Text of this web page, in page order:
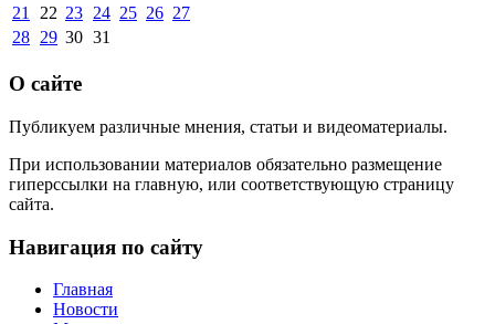
21
22 23 24 25 26 27
28 29 30 31
О сайте
Публикуем различные мнения, статьи и видеоматериалы.
При использовании материалов обязательно размещение
гиперссылки на главную, или соответствующую страницу
сайта.
Навигация по сайту
Главная
Новости